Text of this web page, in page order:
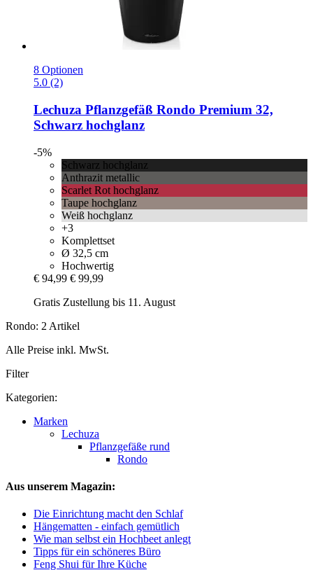
8 Optionen
5.0 (2)
Lechuza Pflanzgefäß Rondo Premium 32,
Schwarz hochglanz
-5%
Schwarz hochglanz
Anthrazit metallic
Scarlet Rot hochglanz
Taupe hochglanz
Weiß hochglanz
+3
Komplettset
Ø 32,5 cm
Hochwertig
€ 94,99 € 99,99
Gratis Zustellung bis 11. August
Rondo: 2 Artikel
Alle Preise inkl. MwSt.
Filter
Kategorien:
Marken
Lechuza
Pflanzgefäße rund
Rondo
Aus unserem Magazin:
Die Einrichtung macht den Schlaf
Hängematten - einfach gemütlich
Wie man selbst ein Hochbeet anlegt
Tipps für ein schöneres Büro
Feng Shui für Ihre Küche